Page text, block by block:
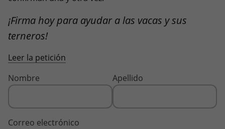
¡Firma hoy para ayudar a las vacas y sus
terneros!
Leer la petición
Nombre
Apellido
Correo electrónico